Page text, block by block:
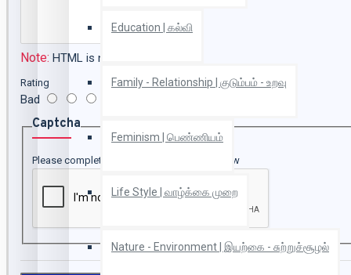
Education | கல்வி
Family - Relationship | குடும்பம் - உறவு
Feminism | பெண்ணியம்
Life Style | வாழ்க்கை முறை
Nature - Environment | இயற்கை - சுற்றுச்சூழல்
Note: HTML is not translated!
Rating
Bad
Captcha
Please complete the captcha validation below